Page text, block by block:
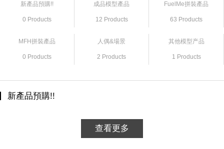
新產品預購!!
0 Products
成品模型產品
12 Products
FuelMe拼裝產品
63 Products
MFH拼裝產品
0 Products
人偶&場景
2 Products
其他模型产品
1 Products
新產品預購!!
查看更多